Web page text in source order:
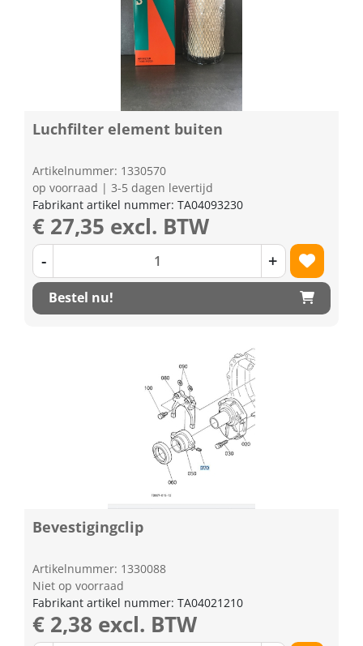
Luchfilter element buiten
Artikelnummer: 1330570
op voorraad | 3-5 dagen levertijd
Fabrikant artikel nummer: TA04093230
€ 27,35 excl. BTW
- +
Bestel nu!
Bevestigingclip
Artikelnummer: 1330088
Niet op voorraad
Fabrikant artikel nummer: TA04021210
€ 2,38 excl. BTW